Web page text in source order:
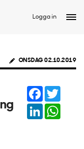
Logga in
ONSDAG 02.10.2019
Facebook
LinkedIn